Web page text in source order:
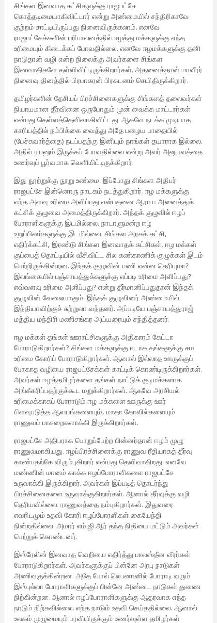
சிங்கள இனவாத கட்சிகளுக்கு ராஜபட்சே
கொத்தடிமையாகிவிட்டார் என்று அண்மையில் சந்திரிகாவே
குற்றம் சாட்டியிருப்பது நினைவிருக்கலாம். எனவே
ராஜபட்சேக்களின் பரிபாலனத்தில் ஈழத்து மக்களுக்கு எந்த
உரிமையும் கிடைக்கப் போவதில்லை. எனவே ஈழமக்களுக்கு தனி
நாடுதான் வழி என்ற நிலைக்கு அவர்களை சிங்கள
இனவாதிகளே தள்ளிவிட்டிருக்கிறார்கள். அதனைத்தான் மாவீரர்
நினைவு தினத்தில் பிரபாகரன் பிரகடனம் செயிதிருக்கிறார்.
தமிழர்களின் தேசியப் பிரச்சினைகளுக்கு சிங்களத் தலைவர்கள்
நியாயமான தீர்வினை ஒருபோதும் முன் வைக்க மாட்டார்கள்
என்பது தெள்ளத்தெளிவாகிவிட்டது. ஆகவே நடக்க முடியாத
காரியத்தில் நம்பிக்கை வைத்து அதே பழைய பாதையில்
(பேச்சுவார்த்தை) நடப்பதற்கு இனியும் நாங்கள் தயாராக இல்லை.
அதில் பயனும் இருக்கப் போவதில்லை என்று அவர் அனுபவத்தை
உணர்வுப் பூர்வமாக வெளியிட்டிருக்கிறார்.
இது நூற்றுக்கு நூறு உண்மை. இப்போது சிங்கள அதிபர்
ராஜபட்சே இன்னொரு நாடகம் நடத்துகிறார். ஈழ மக்களுக்கு
எந்த அளவு உரிமை அளிப்பது என்பதனை ஆராய அனைத்துக்
கட்சிக் குழுவை அமைத்திருக்கிறார். அந்தக் குழுவில் ஈழப்
போராளிகளுக்கு இடமில்லை. நாடாளுமன்ற ஈழ
உறுப்பினர்களுக்கு இடமில்லை. சிங்கள அரசுக் கட்சி,
எதிர்க்கட்சி, இரண்டு சிங்கள இனவாதக் கட்சிகள், ஈழ மக்கள்
குப்பைத் தொட்டியில் வீசிவிட்ட சில கண்காணிக் குழுக்கள் இடம்
பெற்றிருக்கின்றன. இந்தக் குழுவின் பணி என்ன தெரியுமா?
இலங்கையில் பஞ்சாயத்துக்களுக்கு எப்படி உரிமை அளிப்பது?
எவ்வளவு உரிமை அளிப்பது? என்று தீர்மானிப்பதுதான் இந்தக்
குழுவின் வேலையாகும். இந்தக் குழுவினர் அண்மையில்
இந்தியாவிற்குச் சுற்றுலா வந்தனர். அப்படியே பஞ்சாயத்துராஜ்
மத்திய மந்திரி மணிசங்கர அய்யரையும் சந்தித்தனர்.
ஈழ மக்கள் தங்கள் ஊராட்சிகளுக்கு அதிகாரம் கேட்டா
போராடுகிறார்கள்? சிங்கள மக்களுக்கு ஈடாக தங்களுக்கு சம
உரிமை கோரிப் போராடுகிறார்கள். ஆனால் இல்லாத ஊருக்குப்
போகாத வழியை ராஜபட்சேக்கள் காட்டிக் கொண்டிருக்கிறார்கள்.
அவர்கள் ஈழத்தமிழர்களை தங்கள் நாட்டுக் குடிமக்களாக
அங்கீகரிப்பதற்குக்கூட மறுக்கிறார்கள். ஆகவே அரசியல்
உரிமைக்காகப் போராடும் ஈழ மக்களை ஊருக்கு ஊர்
பிளவுபடுத்த ஆலயங்களையும், மாதா கோவில்களையும்
ராணுவப் பாசறைகளாக்கி இருக்கிறார்கள்.
ராஜபட்சே அதிபராக பொறுப்பேற்ற பின்னர்தான் ஈழம் முழு
ராணுவமாகியது. ஈழப்பிரச்சினைக்கு ராணுவ ரீதியாகத் தீர்வு
காண்பதற்கே விரும்புகிறார் என்பது தெளிவாகிறது. எனவே
மண்ணின் மானம் காக்க ஈழப்போராளிகளை ராஜபட்சே
உருவாக்கி இருக்கிறார். அவர்கள் இப்படித் தொடர்ந்து
பிரச்சினைகளை உருவாக்குகிறார்கள். ஆனால் தீர்வுக்கு வழி
தெரியவில்லை. ராணுவத்தை நம்புகிறார்கள். இதுவரை
எவரிடமும் உதவி கோரி ஈழப்போரளிகள் கையேந்தி
நின்றதில்லை. அமரர் எம்.ஜி.ஆர் தந்த நிதியை மட்டும் அவர்கள்
பெற்றுக் கொண்டனர்.
இஸ்ரேலின் இனவாத வெறியை எதிர்த்து பாலஸ்தீன வீரர்கள்
போராடுகிறார்கள். அவர்களுக்குப் பின்னே அரபு நாடுகள்
அணிவகுக்கின்றன. அதே போல் லெபனானில் போராடி வரும்
இஸ்புல்லா போராளிகளுக்குப் பின்னே அண்டை நாடுகள் துணை
நிற்கின்றன. ஆனால் ஈழப்போராளிகளுக்கு ஆதரவாக எந்த
நாடும் நிற்கவில்லை. எந்த நாடும் உதவி செய்ததில்லை. ஆனால்
உலகம் முழுமையும் பரவியிருக்கும் உணர்வுள்ள தமிழர்கள்